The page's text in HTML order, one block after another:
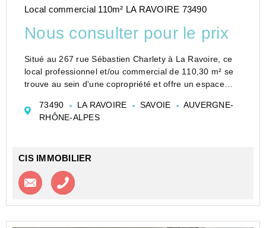
Local commercial 110m² LA RAVOIRE 73490
Nous consulter pour le prix
Situé au 267 rue Sébastien Charlety à La Ravoire, ce
local professionnel et/ou commercial de 110,30 m² se
trouve au sein d'une copropriété et offre un espace
Il se compose de trois bureaux, d'une réserv...
73490 LA RAVOIRE SAVOIE
AUVERGNE-
RHÔNE-ALPES
CIS IMMOBILIER
Contacter l'agence